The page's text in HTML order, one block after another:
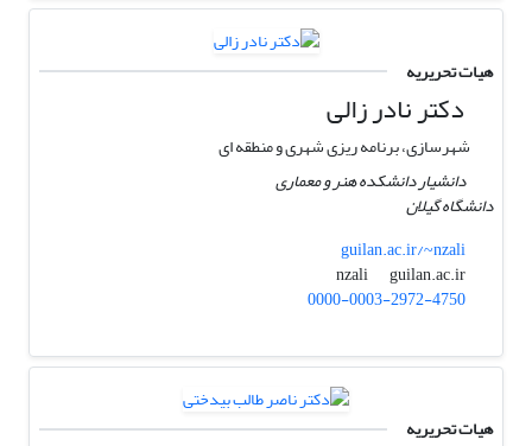
هیات تحریریه
دکتر نادر زالی
شهرسازی، برنامه ریزی شهری و منطقه ای
دانشیار دانشکده هنر و معماری
دانشگاه گیلان
guilan.ac.ir/~nzali
nzali
guilan.ac.ir
0000-0003-2972-4750
هیات تحریریه